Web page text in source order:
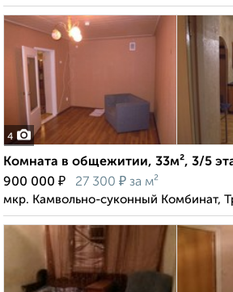
4
Комната в общежитии, 33м², 3/5
900 000 ₽ 27 300 ₽ за м²
мкр. Камвольно-суконный Комбинат,